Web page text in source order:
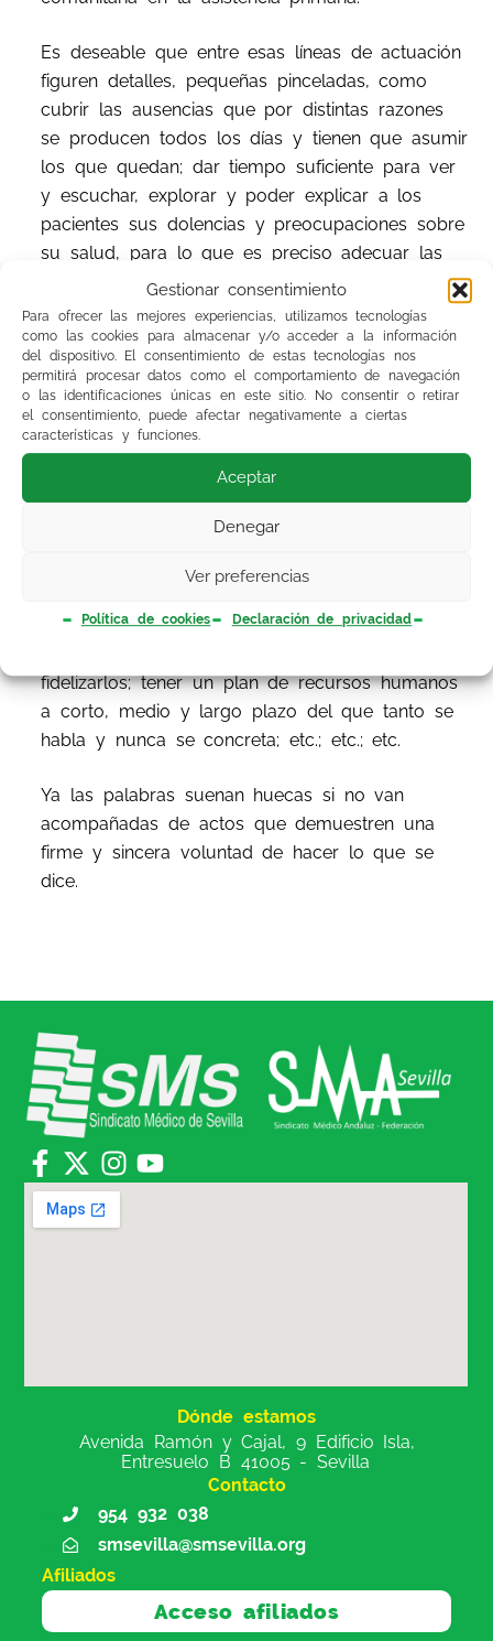
Gestionar consentimiento
Para ofrecer las mejores experiencias, utilizamos tecnologías
como las cookies para almacenar y/o acceder a la información
del dispositivo. El consentimiento de estas tecnologías nos
permitirá procesar datos como el comportamiento de navegación
o las identificaciones únicas en este sitio. No consentir o retirar
el consentimiento, puede afectar negativamente a ciertas
características y funciones.
Aceptar
Denegar
Ver preferencias
Política de cookies Declaración de privacidad
Es deseable que entre esas líneas de actuación
figuren detalles, pequeñas pinceladas, como
cubrir las ausencias que por distintas razones
se producen todos los días y tienen que asumir
los que quedan; dar tiempo suficiente para ver
y escuchar, explorar y poder explicar a los
pacientes sus dolencias y preocupaciones sobre
su salud, para lo que es preciso adecuar las
plantillas para atender a un número de
personas asumible cada día y poder practicar
la tan deseada promoción de la salud y
prevención de la enfermedad; entender y poner
en práctica que para cualquier actuación, que
no sea solo la demanda de asistencia, y poder
dar la medida de lo que significa el término
“COMUNITARIA” en AP, es necesario dar tiempo
vez echamos más en falta la formación y la
investigación; encontrar los elementos que
tiene su pilar en la AP; terminar con la
fidelizarlos; tener un plan de recursos humanos
a corto, medio y largo plazo del que tanto se
habla y nunca se concreta; etc.; etc.; etc.
Ya las palabras suenan huecas si no van
acompañadas de actos que demuestren una
firme y sincera voluntad de hacer lo que se
dice.
Dónde estamos
Avenida Ramón y Cajal, 9 Edificio Isla,
Entresuelo B 41005 - Sevilla
Contacto
954 932 038
smsevilla@smsevilla.org
Afiliados
Acceso afiliados